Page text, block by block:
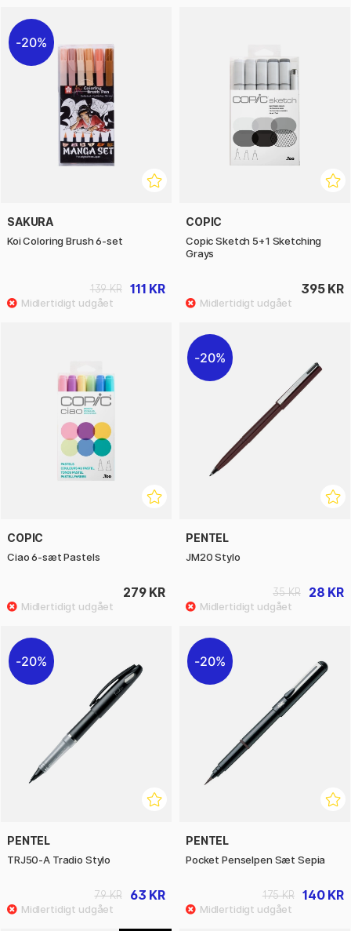
20%
SAKURA
Koi Coloring Brush 6-set
111 KR
139 KR
COPIC
Copic Sketch 5+1 Sketching
Grays
395 KR
COPIC
Ciao 6-sæt Pastels
279 KR
20%
PENTEL
JM20 Stylo
28 KR
35 KR
20%
PENTEL
TRJ50-A Tradio Stylo
63 KR
79 KR
20%
PENTEL
Pocket Penselpen Sæt Sepia
140 KR
175 KR